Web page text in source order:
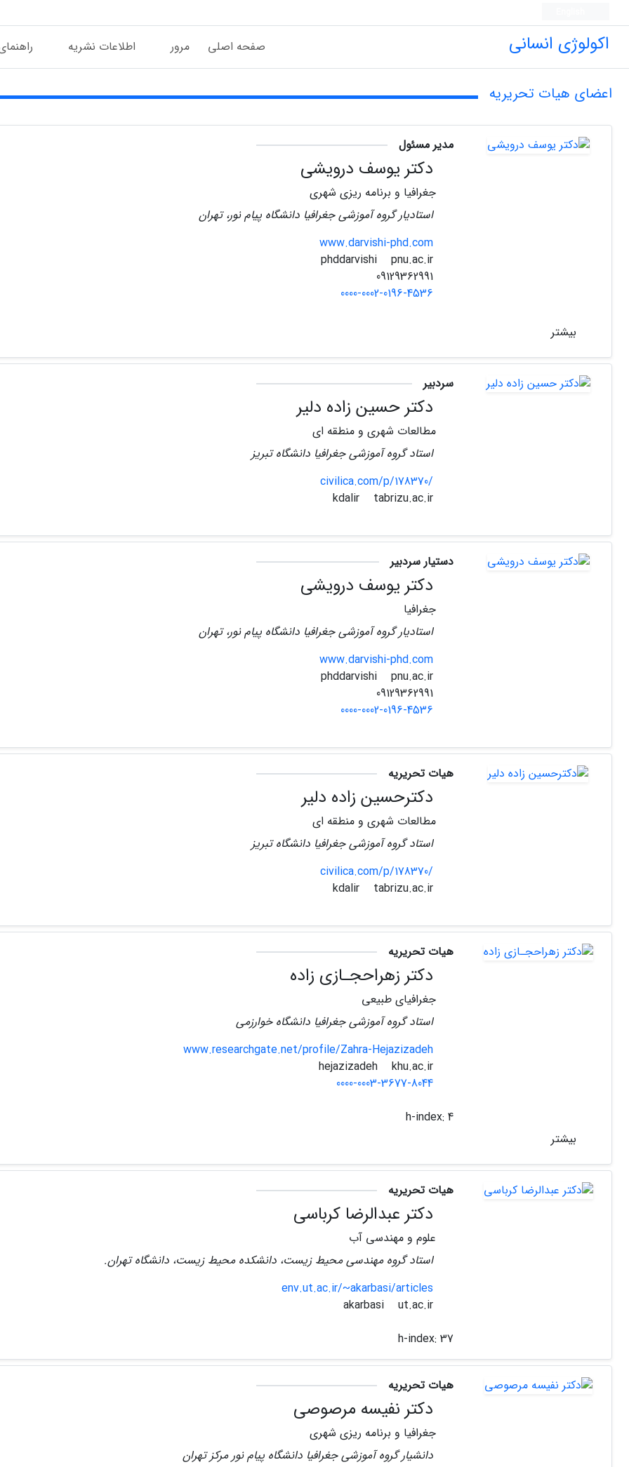
اکولوژی انسانی صفحه اصلی مرور اطلاعات نشریه
اعضای هیات تحریریه
مدیر مسئول
دکتر یوسف درویشی
جغرافیا و برنامه ریزی شهری
استادیار گروه آموزشی جغرافیا دانشگاه پیام نور، تهران
www.darvishi-phd.com
pnu.ac.ir
0000-0002-0196-4536
بیشتر
سردبیر
دکتر حسین زاده دلیر
مطالعات شهری و منطقه ای
استاد گروه آموزشی جغرافیا دانشگاه تبریز
civilica.com/p/178370/
tabrizu.ac.ir
دستیار سردبیر
دکتر یوسف درویشی
جغرافیا
استادیار گروه آموزشی جغرافیا دانشگاه پیام نور، تهران
www.darvishi-phd.com
pnu.ac.ir
0000-0002-0196-4536
هیات تحریریه
دکترحسین زاده دلیر
مطالعات شهری و منطقه ای
استاد گروه آموزشی جغرافیا دانشگاه تبریز
civilica.com/p/178370/
tabrizu.ac.ir
هیات تحریریه
دکتر زهراحجـازی زاده
جغرافیای طبیعی
استاد گروه آموزشی جغرافیا دانشگاه خوارزمی
www.researchgate.net/profile/Zahra-Hejazizadeh
khu.ac.ir
0000-0003-3677-8044
h-index: 4
بیشتر
هیات تحریریه
دکتر عبدالرضا کرباسی
علوم و مهندسی آب
استاد گروه مهندسی محیط زیست، دانشکده محیط زیست، دانشگاه تهران.
env.ut.ac.ir/~akarbasi/articles
ut.ac.ir
h-index: 37
هیات تحریریه
دکتر نفیسه مرصوصی
جغرافیا و برنامه ریزی شهری
دانشیار گروه آموزشی جغرافیا دانشگاه پیام نور مرکز تهران